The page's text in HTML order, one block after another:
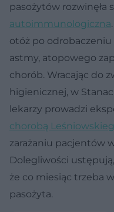
pasożytów rozwinęła
autoimmunologiczna
otóż po odrobaczeniu
astmy, atopowego
chorób. Wracając do
higienicznej, w
lekarzy prowadzi
chorobą
zarażaniu pacjentów
Dolegliwości
że co miesiąc trzeba
pasożyta.